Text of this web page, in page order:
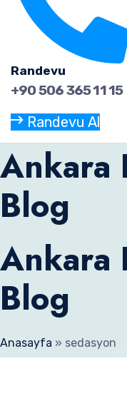
Randevu
+90 506 365 11 15
Randevu Al
Ankara
Blog
Ankara
Blog
Anasayfa » sedasyon